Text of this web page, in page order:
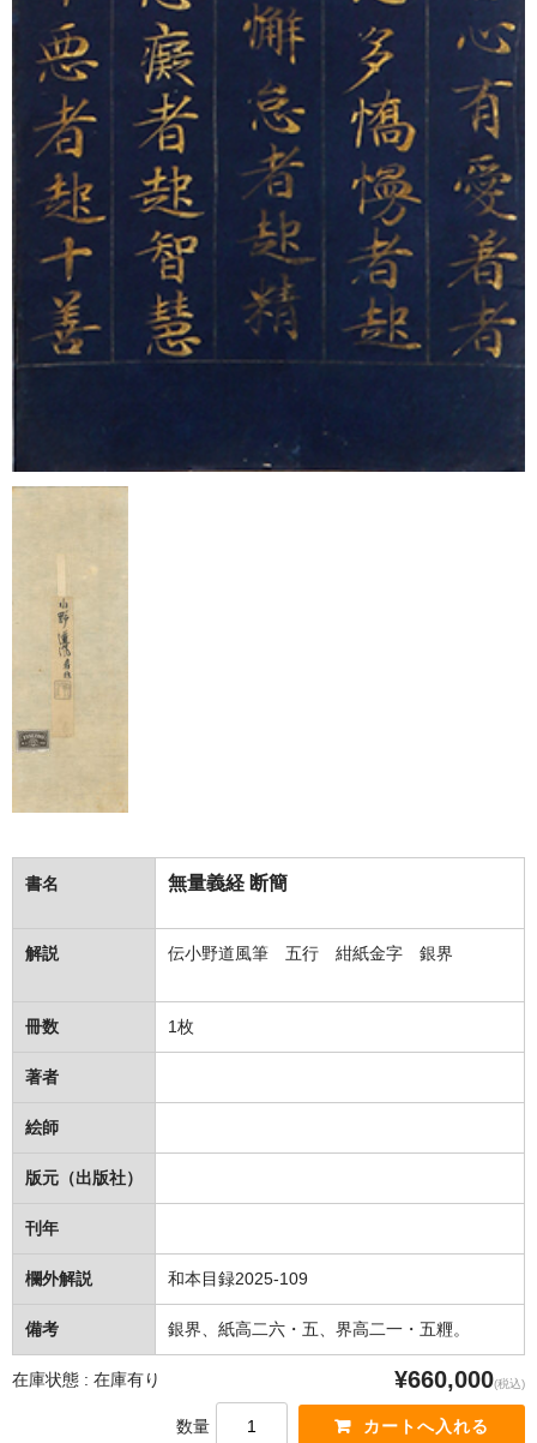
書名 無量義経 断簡
解説 伝小野道風筆 五行 紺紙金字 銀界
冊数 1枚
著者
絵師
版元（出版社）
刊年
欄外解説 和本目録2025-109
備考 銀界、紙高二六・五、界高二一・五糎。
在庫状態 : 在庫有り ¥660,000(税込)
数量